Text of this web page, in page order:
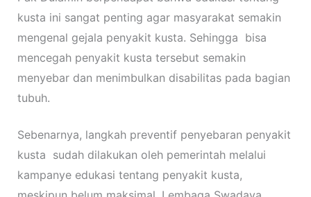
kusta ini sangat penting agar masyarakat semakin
mengenal gejala penyakit kusta. Sehingga bisa
mencegah penyakit kusta tersebut semakin
menyebar dan menimbulkan disabilitas pada bagian
tubuh.
Sebenarnya, langkah preventif penyebaran penyakit
kusta sudah dilakukan oleh pemerintah melalui
kampanye edukasi tentang penyakit kusta,